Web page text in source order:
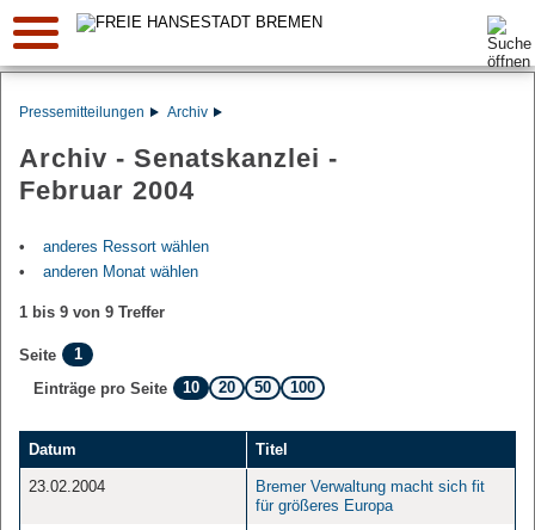
Suche:
Pressemitteilungen Archiv
Archiv - Senatskanzlei -
Februar 2004
anderes Ressort wählen
anderen Monat wählen
1 bis 9 von 9 Treffer
Seite
1
Einträge pro Seite
10 20 50 100
Datum Titel
23.02.2004
Bremer Verwaltung macht sich fit
für größeres Europa